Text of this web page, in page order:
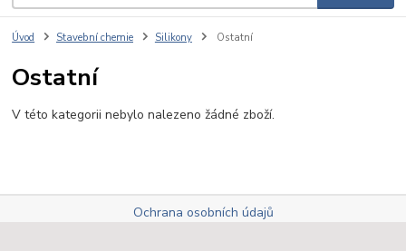
Úvod Stavební chemie Silikony Ostatní
Ostatní
V této kategorii nebylo nalezeno žádné zboží.
Ochrana osobních údajů